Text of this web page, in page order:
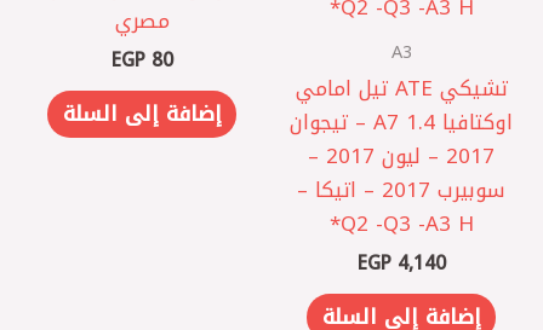
A3
تشيكي ATE تيل امامي
اوكتافيا A7 1.4 – تيجوان
2017 – ليون 2017 –
سوبيرب 2017 – اتيكا –
Q2 -Q3 -A3 H*
EGP4,140
إضافة إلى السلة
مصري
EGP80
إضافة إلى السلة